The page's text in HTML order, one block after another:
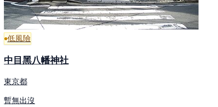
低風險
中目黑八幡神社
東京都
暫無出沒